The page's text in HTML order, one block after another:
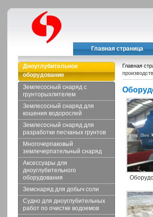
Главная страница
Дноуглубительное
оборудование
Землесосный снаряд с
грунторыхлителем
Землесосный снаряд для
кошения водорослей
Землесосный снаряд для
разработки песчаных грунтов
Многочерпаковый
землечерпательный снаряд
Аксессуары для
дноуглубительного
оборудования
Земснаряд для добыч соли
Судно для дноуглубительных
работ по очистке водоемов
Главная